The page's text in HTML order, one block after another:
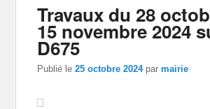
Travaux du 28
15 novembre 2024
D675
Publié le25 octobre 2024 parmairie